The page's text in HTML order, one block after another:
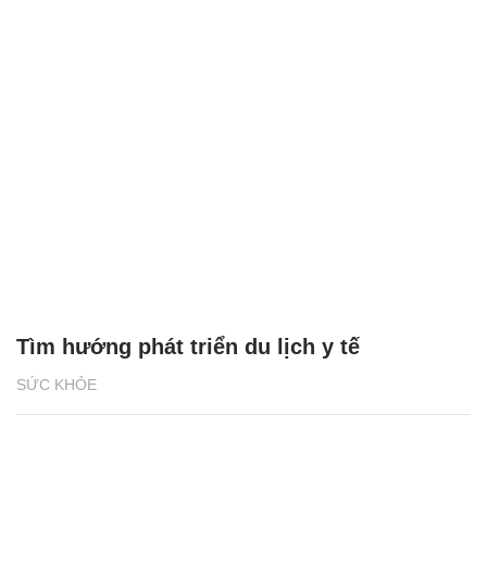
SỨC KHỎE
Tìm hướng phát triển du lịch y tế